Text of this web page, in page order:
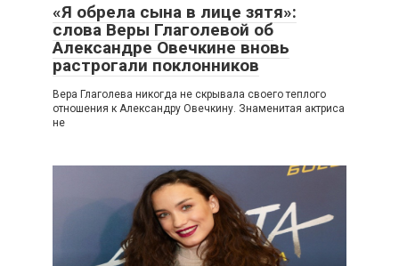
«Я обрела сына в лице зятя»:
слова Веры Глаголевой об
Александре Овечкине вновь
растрогали поклонников
Вера Глаголева никогда не скрывала своего теплого
отношения к Александру Овечкину. Знаменитая актриса
не